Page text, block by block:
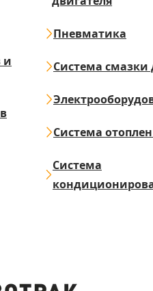
и
Пневматика
Система смазки
Система
Система